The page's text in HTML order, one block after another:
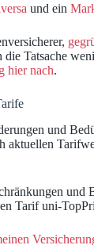
und ein
Tatsache
hier nach.
und
aktuellen
und
Tarif uni-